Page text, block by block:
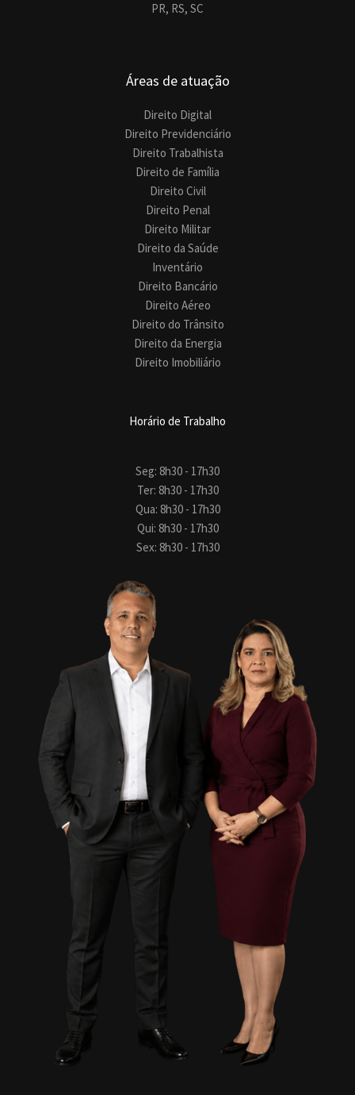
PR, RS, SC
Áreas de atuação
Direito Digital
Direito Previdenciário
Direito Trabalhista
Direito de Família
Direito Civil
Direito Penal
Direito Militar
Direito da Saúde
Inventário
Direito Bancário
Direito Aéreo
Direito do Trânsito
Direito da Energia
Direito Imobiliário
Horário de Trabalho
Seg: 8h30 - 17h30
Ter: 8h30 - 17h30
Qua: 8h30 - 17h30
Qui: 8h30 - 17h30
Sex: 8h30 - 17h30